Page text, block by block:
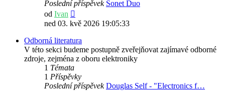
Poslední příspěvek Sonet Duo
od Ivan
poslední
ned 03. kvě 2026 19:05:33
Odborná literatura
V této sekci budeme postupně zveřejňovat zajímavé odborné
zdroje, zejména z oboru elektroniky
1 Témata
1 Příspěvky
Poslední příspěvek Douglas Self - "Electronics f…